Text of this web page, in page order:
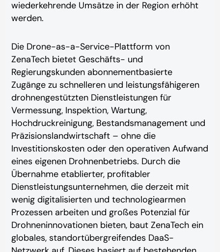
wiederkehrende Umsätze in der Region erhöht
werden.
Die Drone-as-a-Service-Plattform von
ZenaTech bietet Geschäfts- und
Regierungskunden abonnementbasierte
Zugänge zu schnelleren und leistungsfähigeren
drohnengestützten Dienstleistungen für
Vermessung, Inspektion, Wartung,
Hochdruckreinigung, Bestandsmanagement und
Präzisionslandwirtschaft – ohne die
Investitionskosten oder den operativen Aufwand
eines eigenen Drohnenbetriebs. Durch die
Übernahme etablierter, profitabler
Dienstleistungsunternehmen, die derzeit mit
wenig digitalisierten und technologiearmen
Prozessen arbeiten und großes Potenzial für
Drohneninnovationen bieten, baut ZenaTech ein
globales, standortübergreifendes DaaS-